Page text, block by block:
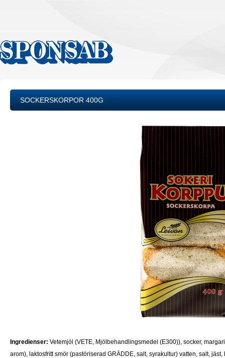
SOCKERSKORPOR 400G
Ingredienser: Vetemjöl (VETE, Mjölbehandlingsmedel (E300)), socker,
arom), laktosfritt smör (pastöriserad GRÄDDE, salt, syrakultur) vatten, salt,